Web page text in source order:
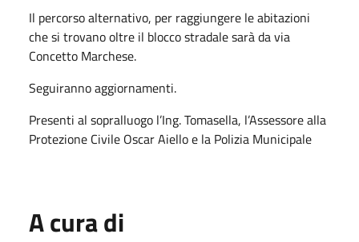
Il percorso alternativo, per raggiungere le abitazioni
che si trovano oltre il blocco stradale sarà da via
Concetto Marchese.
Seguiranno aggiornamenti.
Presenti al sopralluogo l’Ing. Tomasella, l’Assessore alla
Protezione Civile Oscar Aiello e la Polizia Municipale
A cura di